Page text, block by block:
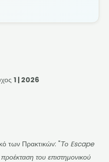
1 | 2026
των Πρακτικών: "Το Escape
του επιστημονικού